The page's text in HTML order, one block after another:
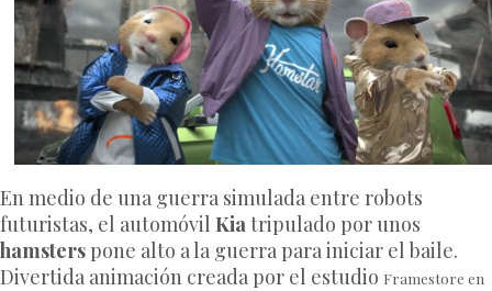
En medio de una guerra simulada entre robots
futuristas, el automóvil Kia tripulado por unos
hamsterspone alto a la guerra para iniciar el baile.
Divertida animación creada por el estudio Framestore en